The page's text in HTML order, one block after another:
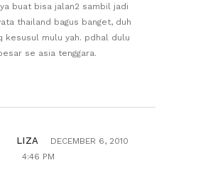
buat bisa jalan2 sambil jadi
thailand bagus banget, duh
kesusul mulu yah. pdhal dulu
se asia tenggara.
LIZA
DECEMBER 6, 2010
4:46 PM